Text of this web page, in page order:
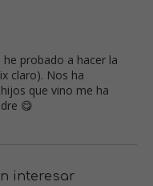
probado a hacer la
claro). Nos ha
que vino me ha
😋
interesar